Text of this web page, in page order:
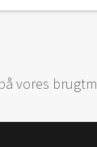
vores